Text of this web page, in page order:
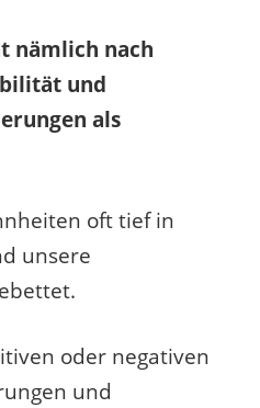
nämlich nach
und
als
oft tief in
unsere
oder negativen
und